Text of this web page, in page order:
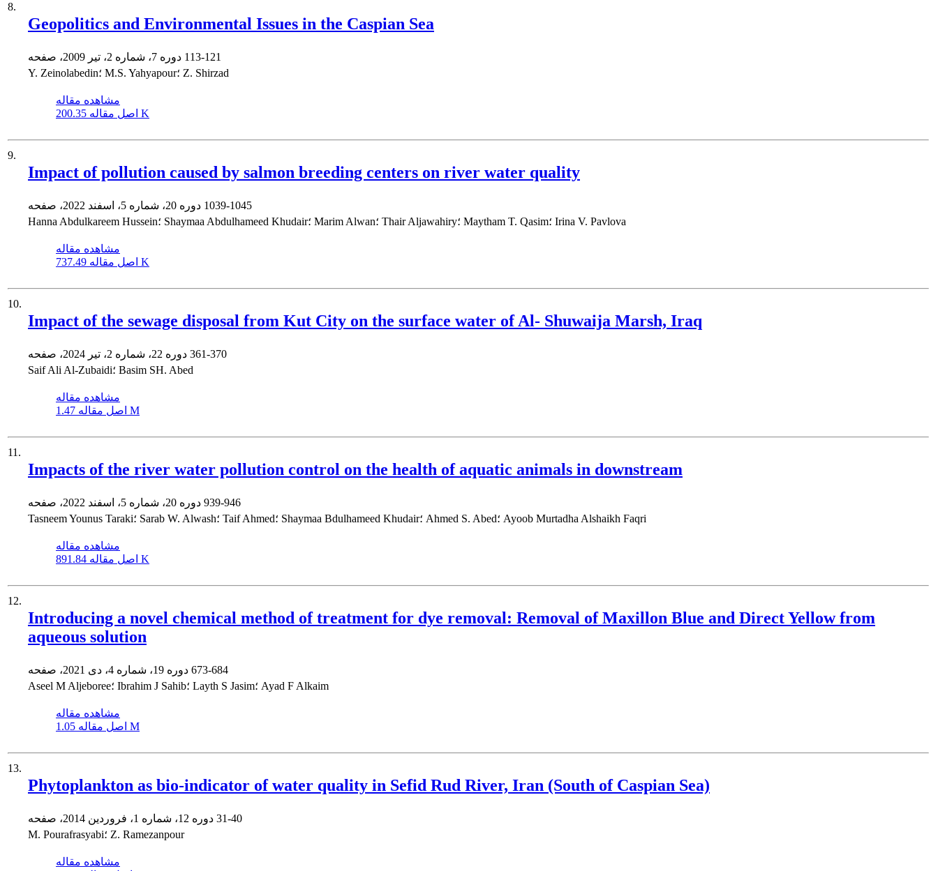
8.
Geopolitics and Environmental Issues in the Caspian Sea
113-121
Y. Zeinolabedin؛ M.S. Yahyapour؛ Z. Shirzad
مشاهده مقاله
اصل مقاله 200.35 K
9.
Impact of pollution caused by salmon breeding centers on river water quality
1039-1045
Hanna Abdulkareem Hussein؛ Shaymaa Abdulhameed Khudair؛ Marim Alwan؛ Thair Aljawahiry؛ Maytham T. Qasim؛ Irina V. Pavlova
مشاهده مقاله
اصل مقاله 737.49 K
10.
Impact of the sewage disposal from Kut City on the surface water of Al- Shuwaija Marsh, Iraq
361-370
Saif Ali Al-Zubaidi؛ Basim SH. Abed
مشاهده مقاله
اصل مقاله 1.47 M
11.
Impacts of the river water pollution control on the health of aquatic animals in downstream
939-946
Tasneem Younus Taraki؛ Sarab W. Alwash؛ Taif Ahmed؛ Shaymaa Bdulhameed Khudair؛ Ahmed S. Abed؛ Ayoob Murtadha Alshaikh Faqri
مشاهده مقاله
اصل مقاله 891.84 K
12.
Introducing a novel chemical method of treatment for dye removal: Removal of Maxillon Blue and Direct Yellow from
aqueous solution
673-684
Aseel M Aljeboree؛ Ibrahim J Sahib؛ Layth S Jasim؛ Ayad F Alkaim
مشاهده مقاله
اصل مقاله 1.05 M
13.
Phytoplankton as bio-indicator of water quality in Sefid Rud River, Iran (South of Caspian Sea)
31-40
M. Pourafrasyabi؛ Z. Ramezanpour
مشاهده مقاله